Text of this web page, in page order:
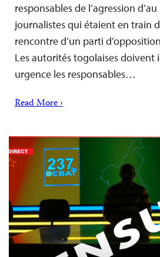
responsables de l’agression
journalistes qui étaient en train
rencontre d’un parti
Les autorités togolaises
urgence les responsables…
Read More ›